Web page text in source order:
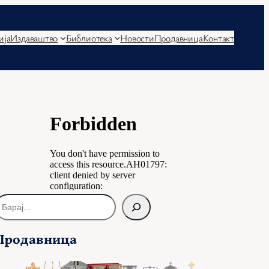
Издаваштво Библиотека НовостиПродавницаКонтакт